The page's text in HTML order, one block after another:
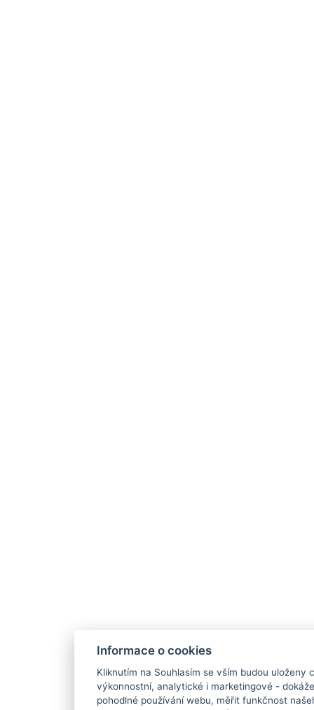
Informace o cookies
Kliknutím na Souhlasím se vším budou uloženy
výkonnostní, analytické i marketingové -
pohodlné používání webu, měřit funkčnost